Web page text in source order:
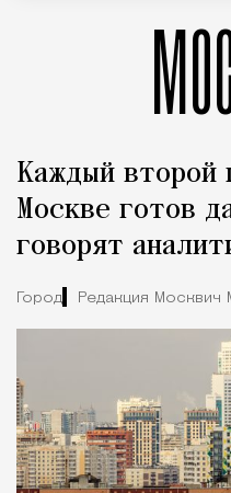
Каждый второй
Москве готов
говорят
Город Редакция Москвич